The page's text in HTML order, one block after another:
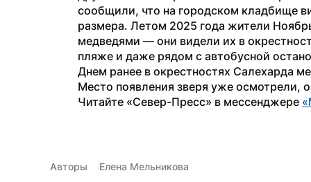
сообщили, что на городском кладбище
размера. Летом 2025 года жители
медведями — они видели их в
пляже и даже рядом с автобусной
Днем ранее в окрестностях Салехарда
Место появления зверя уже осмотрели,
Читайте «Север-Пресс» в мессенджере
Авторы Елена Мельникова